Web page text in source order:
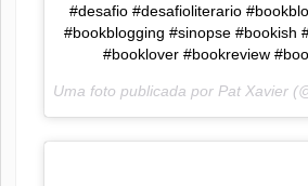
#desafio #desafioliterario
#bookblogging #sinopse #bookish
#booklover #bookreview